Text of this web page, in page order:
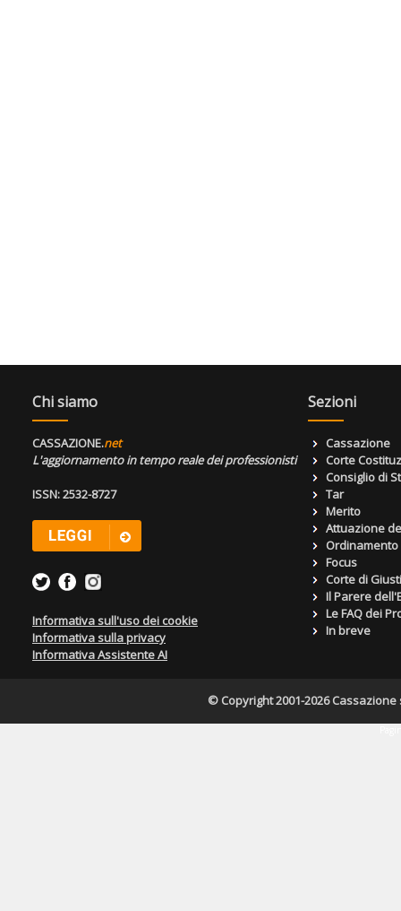
Chi siamo
CASSAZIONE.net
L'aggiornamento in tempo reale dei professionisti
ISSN: 2532-8727
Informativa sull'uso dei cookie
Informativa sulla privacy
Informativa Assistente AI
Sezioni
Cassazione
Corte
Consiglio di
Tar
Merito
Attuazione
Focus
Corte di
Il Parere
Le FAQ dei
In breve
© Copyright 2001-2026 Cassazione